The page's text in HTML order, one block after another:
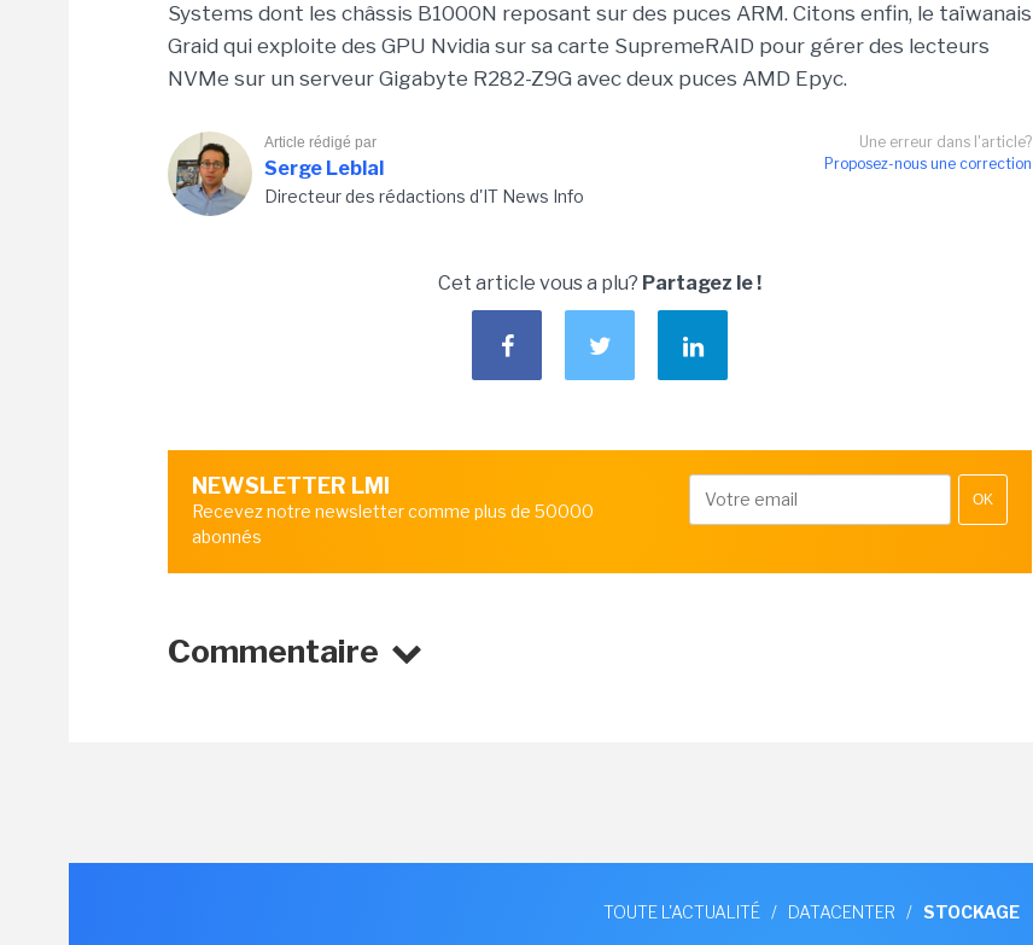
Systems dont les châssis B1000N reposant sur des puces ARM. Citons enfin, le taïwanais
Graid qui exploite des GPU Nvidia sur sa carte SupremeRAID pour gérer des lecteurs
NVMe sur un serveur Gigabyte R282-Z9G avec deux puces AMD Epyc.
Une erreur dans l'article?
Proposez-nous une correction
Article rédigé par
Serge Leblal
Directeur des rédactions d'IT News Info
Cet article vous a plu? Partagez le !
NEWSLETTER LMI
Recevez notre newsletter comme plus de 50000
abonnés
OK
Commentaire
TOUTE L'ACTUALITÉ / DATACENTER / STOCKAGE